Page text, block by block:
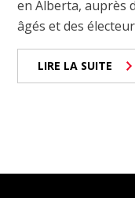
en Alberta, auprès
âgés et des
LIRE LA SUITE